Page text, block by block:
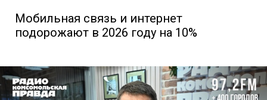
Мобильная связь и интернет
подорожают в 2026 году на 10%